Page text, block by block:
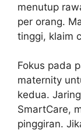
menutup
per orang.
tinggi, klaim
Fokus pada
maternity
kedua.
SmartCare,
pinggiran.